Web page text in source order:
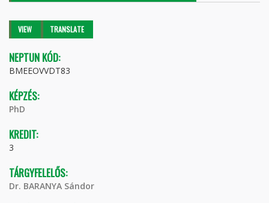
Primary tabs
VIEW (ACTIVETRANSLATE
NEPTUN KÓD:
BMEEOVVDT83
KÉPZÉS:
PhD
KREDIT:
3
TÁRGYFELELŐS:
Dr. BARANYA Sándor